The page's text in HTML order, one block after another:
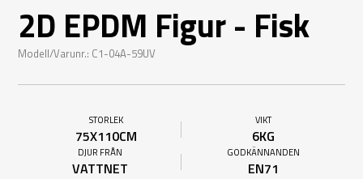
2D EPDM Figur - Fisk
Modell/Varunr.: C1-04A-59UV
STORLEK
75X110CM
VIKT
6KG
DJUR FRÅN
VATTNET
GODKÄNNANDEN
EN71